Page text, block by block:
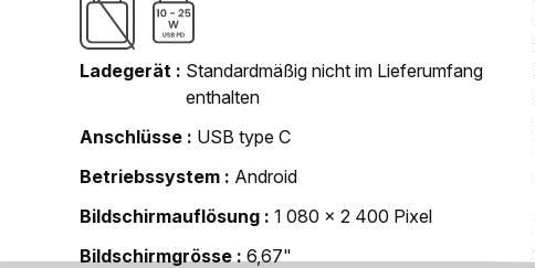
Ladegerät
Standardmäßig nicht im Lieferumfang
enthalten
Anschlüsse
USB type C
Betriebssystem
Android
Bildschirmauflösung
1 080 x 2 400 Pixel
Bildschirmgrösse
6,67"